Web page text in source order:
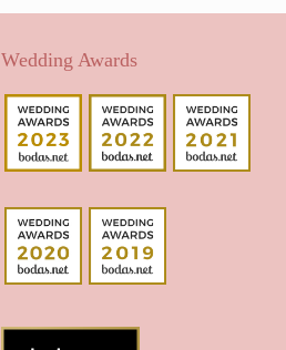
Wedding Awards